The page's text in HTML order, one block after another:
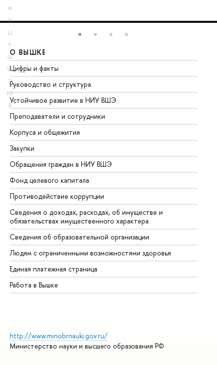
Ф
Х
Ц
Ч
Ш
Щ
Э
Ю
Я
О ВЫШКЕ
Цифры и факты
Руководство и структура
Устойчивое развитие в НИУ ВШЭ
Преподаватели и сотрудники
Корпуса и общежития
Закупки
Обращения граждан в НИУ ВШЭ
Фонд целевого капитала
Противодействие коррупции
Сведения о доходах, расходах, об имуществе и
обязательствах имущественного характера
Сведения об образовательной организации
Людям с ограниченными возможностями здоровья
Единая платежная страница
Работа в Вышке
http://www.minobrnauki.gov.ru/
Министерство науки и высшего образования РФ